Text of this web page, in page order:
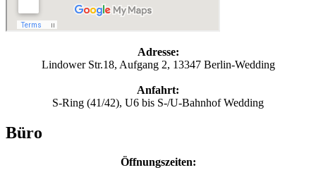
Adresse:
Lindower Str.18, Aufgang 2, 13347 Berlin-Wedding
Anfahrt:
S-Ring (41/42), U6 bis S-/U-Bahnhof Wedding
Büro
Öffnungszeiten: